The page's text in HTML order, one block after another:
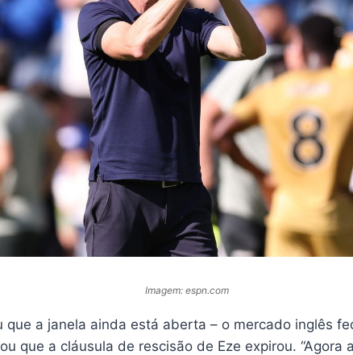
Imagem: espn.com
que a janela ainda está aberta – o mercado inglês
que a cláusula de rescisão de Eze expirou. “Agora